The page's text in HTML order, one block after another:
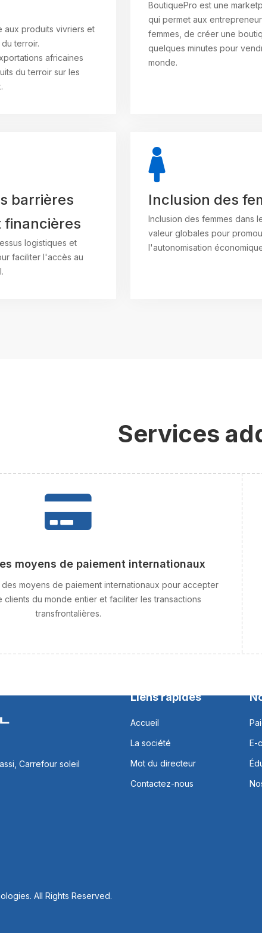
aux produits vivriers et
terroir.
africaines
du terroir sur les
BoutiquePro est une
qui permet aux
femmes, de créer une
quelques minutes pour
monde.
barrières
financières
logistiques et
faciliter l'accès au
Inclusion des
Inclusion des femmes dans
valeur globales pour
l'autonomisation
Services
moyens de paiement internationaux
moyens de paiement internationaux pour accepter
clients du monde entier et faciliter les transactions
transfrontalières.
Carrefour soleil
Liens rapides
Accueil
La société
Mot du directeur
Contactez-nous
E-
All Rights Reserved.